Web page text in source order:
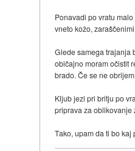
Ponavadi po vratu
vneto kožo,
Glede samega trajanja
običajno moram očistit
brado. Če se ne
Kljub jezi pri britju po
priprava za oblikovanje
Tako, upam da ti bo